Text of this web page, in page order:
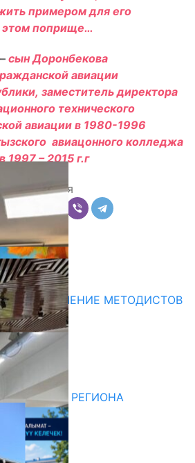
примером для его
этом поприще…
сын Доронбекова
авиации
заместитель директора
технического
авиации в 1980-1996
авиацонного колледжа
в 1997 – 2015 г.г
Поделиться
ОБУЧЕНИЕ МЕТОДИСТОВ
ЮЖНОГО РЕГИОНА